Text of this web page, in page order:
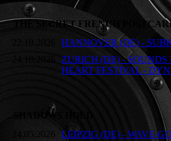
THE SECRET FRENCH
22.10.2026 HANNOVER (DE) -
24.10.2026
ZURICH (DE) - SOUNDS
HEART FESTIVAL -
SHADOWS HOLD
24.05.2026 LEIPZIG (DE) - WAVE-